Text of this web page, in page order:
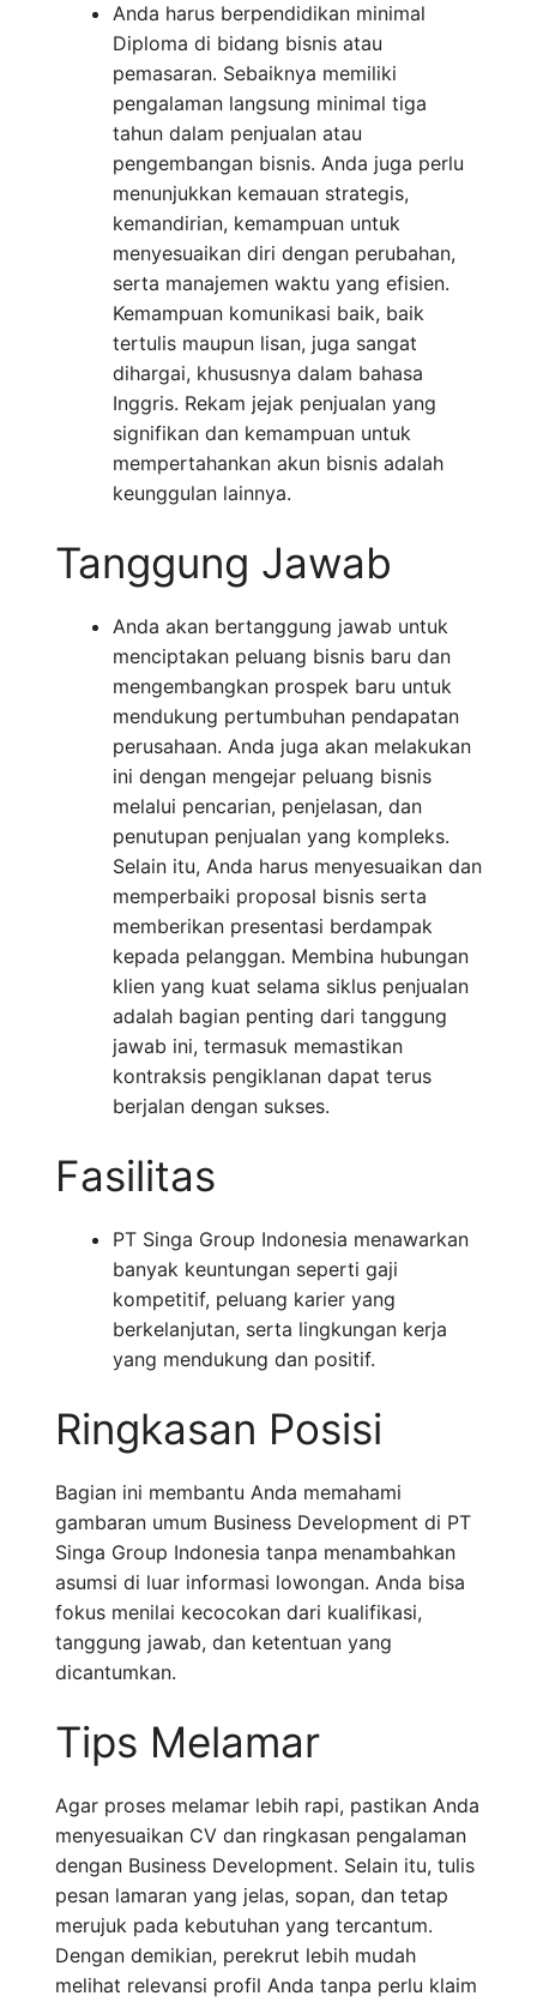
Anda harus berpendidikan minimal
Diploma di bidang bisnis atau
pemasaran. Sebaiknya memiliki
pengalaman langsung minimal tiga
tahun dalam penjualan atau
pengembangan bisnis. Anda juga perlu
menunjukkan kemauan strategis,
kemandirian, kemampuan untuk
menyesuaikan diri dengan perubahan,
serta manajemen waktu yang efisien.
Kemampuan komunikasi baik, baik
tertulis maupun lisan, juga sangat
dihargai, khususnya dalam bahasa
Inggris. Rekam jejak penjualan yang
signifikan dan kemampuan untuk
mempertahankan akun bisnis adalah
keunggulan lainnya.
Tanggung Jawab
Anda akan bertanggung jawab untuk
menciptakan peluang bisnis baru dan
mengembangkan prospek baru untuk
mendukung pertumbuhan pendapatan
perusahaan. Anda juga akan melakukan
ini dengan mengejar peluang bisnis
melalui pencarian, penjelasan, dan
penutupan penjualan yang kompleks.
Selain itu, Anda harus menyesuaikan dan
memperbaiki proposal bisnis serta
memberikan presentasi berdampak
kepada pelanggan. Membina hubungan
klien yang kuat selama siklus penjualan
adalah bagian penting dari tanggung
jawab ini, termasuk memastikan
kontraksis pengiklanan dapat terus
berjalan dengan sukses.
Fasilitas
PT Singa Group Indonesia menawarkan
banyak keuntungan seperti gaji
kompetitif, peluang karier yang
berkelanjutan, serta lingkungan kerja
yang mendukung dan positif.
Ringkasan Posisi
Bagian ini membantu Anda memahami
gambaran umum Business Development di PT
Singa Group Indonesia tanpa menambahkan
asumsi di luar informasi lowongan. Anda bisa
fokus menilai kecocokan dari kualifikasi,
tanggung jawab, dan ketentuan yang
dicantumkan.
Tips Melamar
Agar proses melamar lebih rapi, pastikan Anda
menyesuaikan CV dan ringkasan pengalaman
dengan Business Development. Selain itu, tulis
pesan lamaran yang jelas, sopan, dan tetap
merujuk pada kebutuhan yang tercantum.
Dengan demikian, perekrut lebih mudah
melihat relevansi profil Anda tanpa perlu klaim